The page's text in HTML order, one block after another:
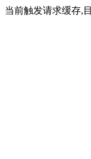
当前触发请求缓存,